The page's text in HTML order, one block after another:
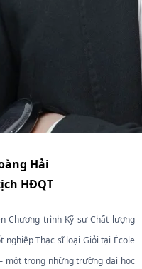
Hải
HĐQT
Chương trình Kỹ sư Chất lượng
Thạc sĩ loại Giỏi tại École
một trong những trường đại học